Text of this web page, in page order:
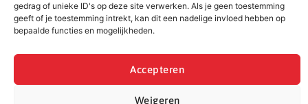
gedrag of unieke ID's op deze site verwerken. Als je geen toestemming
geeft of je toestemming intrekt, kan dit een nadelige invloed hebben op
bepaalde functies en mogelijkheden.
Accepteren
Weigeren
Gemeente Weststellingwerf